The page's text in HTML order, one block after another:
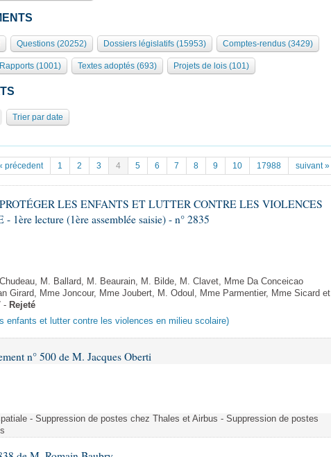
Questions (20252) Dossiers législatifs (15953) Comptes-rendus (3429)
Rapports (1001) Textes adoptés (693) Projets de lois (101)
Trier par date
précedent 1 2 3 4 5 6 7 8 9 10 17988 suivant »
LES ENFANTS ET LUTTER CONTRE LES VIOLENCES
lecture (1ère assemblée saisie) - n° 2835
M. Ballard, M. Beaurain, M. Bilde, M. Clavet, Mme Da Conceicao
Girard, Mme Joncour, Mme Joubert, M. Odoul, Mme Parmentier, Mme Sicard et
- Rejeté
enfants et lutter contre les violences en milieu scolaire)
n° 500 de M. Jacques Oberti
- Suppression de postes chez Thales et Airbus - Suppression de postes